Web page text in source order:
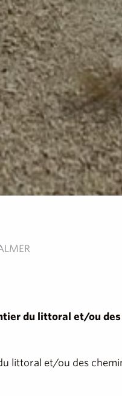
du littoral et/ou
littoral et/ou des